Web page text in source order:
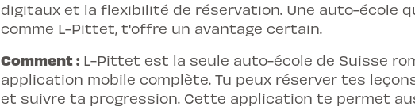
digitaux et la flexibilité de réservation. Une auto-école
comme L-Pittet, t'offre un avantage certain.
Comment : L-Pittet est la seule auto-école de Suisse
application mobile complète. Tu peux réserver tes
et suivre ta progression. Cette application te permet